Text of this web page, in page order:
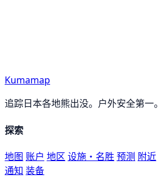
Kumamap
追踪日本各地熊出没。户外安全第一。
探索
地图 账户 地区 设施・名胜 预测 附近
通知 装备